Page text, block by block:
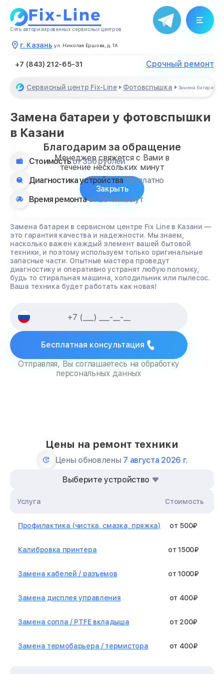
Сеть авторизированных сервисных центров
г. Казань ул. Николая Ершова, д. 1А
+7 (843) 212-65-31 Срочный ремонт
Сервисный центр Fix-Line Фотовспышка Замена батареи
Замена батареи у фотовспышки
в Казани
Стоимостьот 350 рублей
Диагностика устройства бесплатно
Время ремонтаот 20-ти минут
Замена батареи в сервисном центре Fix Line в Казани —
это гарантия качества и надежности. Мы знаем,
насколько важен каждый элемент вашей бытовой
техники, и поэтому используем только оригинальные
запасные части. Опытные мастера проведут
диагностику и оперативно устранят любую поломку,
будь то стиральная машина, холодильник или пылесос.
Ваша техника будет работать как новая!
Бесплатная консультация
Отправляя, Вы соглашаетесь на обработку
персональных данных
Цены на ремонт техники
Цены обновлены 7 августа 2026 г.
Выберите устройство
Услуга Стоимость
Профилактика (чистка, смазка, пряжка) от 500₽
Калибровка принтера от 1500₽
Замена кабелей / разъемов от 1000₽
Замена дисплея управления от 400₽
Замена сопла / PTFE вкладыша от 200₽
Замена термобарьера / термистора от 400₽
Благодарим за обращение
Менеджер свяжется с Вами в
течение нескольких минут
Закрыть